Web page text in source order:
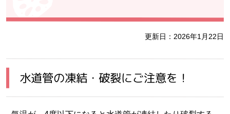
更新日：2026年1月22日
水道管の凍結・破裂にご注意を！